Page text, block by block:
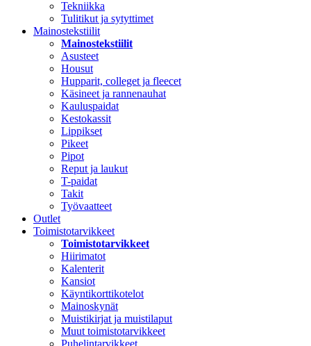
Tekniikka
Tulitikut ja sytyttimet
Mainostekstiilit
Mainostekstiilit
Asusteet
Housut
Hupparit, colleget ja fleecet
Käsineet ja rannenauhat
Kauluspaidat
Kestokassit
Lippikset
Pikeet
Pipot
Reput ja laukut
T-paidat
Takit
Työvaatteet
Outlet
Toimistotarvikkeet
Toimistotarvikkeet
Hiirimatot
Kalenterit
Kansiot
Käyntikorttikotelot
Mainoskynät
Muistikirjat ja muistilaput
Muut toimistotarvikkeet
Puhelintarvikkeet